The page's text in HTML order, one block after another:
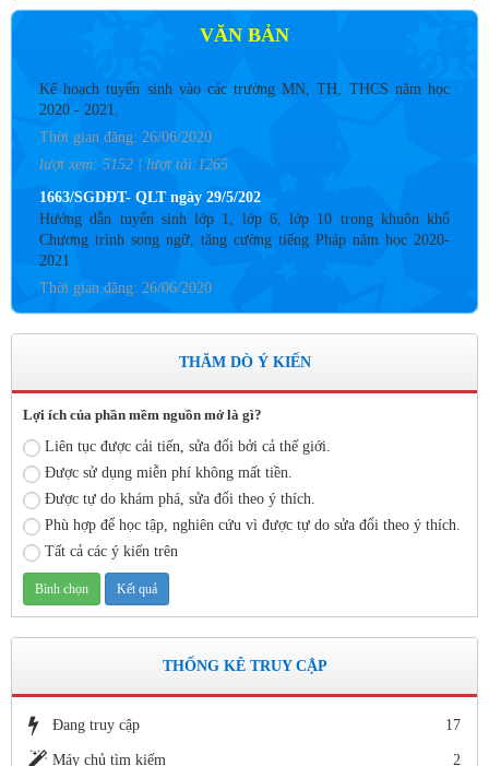
VĂN BẢN
Số 142/ KH-BCĐ ngày 12/6/2020
2020 - 2021.
Thời gian đăng: 26/06/2020
lượt xem: 5152 | lượt tải:1265
1663/SGDĐT- QLT ngày 29/5/202
Hướng dẫn tuyển sinh lớp 1, lớp 6, lớp 10 trong khuôn khổ
Chương trình song ngữ, tăng cường tiếng Pháp năm học 2020-
2021
Thời gian đăng: 26/06/2020
lượt xem: 4183 | lượt tải:757
KẾ HOẠCH BỒI DƯỠNG VÀ PHÁT TRIỂN ĐỘI NGŨ NĂM
Thời gian đăng: 11/06/2020
lượt xem: 8574 | lượt tải:2796
Số: 03 /KH-THVY ngày 17/9�
KẾ HOẠCH CÔNG TÁC KIỂM TRA NỘI BỘ NĂM HỌC
2019– 2020
Thời gian đăng: 11/06/2020
lượt xem: 11737 | lượt tải:670
Số: 15 /QĐ-THVY ngày 10/9&#
QUYẾT ĐỊNH Về việc ban hành thực hiện Quy chế dân chủ
Thời gian đăng: 11/06/2020
Số 142/ KH-BCĐ ngày 12/6/2020
Kế hoạch tuyển sinh vào các trường MN, TH, THCS năm học
THĂM DÒ Ý KIẾN
Lợi ích của phần mềm nguồn mở là gì?
Liên tục được cải tiến, sửa đổi bởi cả thế giới.
Được sử dụng miễn phí không mất tiền.
Được tự do khám phá, sửa đổi theo ý thích.
Phù hợp để học tập, nghiên cứu vì được tự do sửa đổi theo ý thích.
Tất cả các ý kiến trên
THỐNG KÊ TRUY CẬP
Đang truy cập 17
Máy chủ tìm kiếm 2